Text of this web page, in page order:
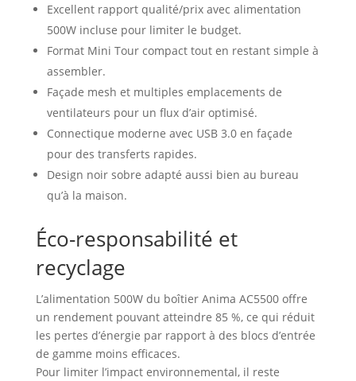
Excellent rapport qualité/prix avec alimentation
500W incluse pour limiter le budget.
Format Mini Tour compact tout en restant simple à
assembler.
Façade mesh et multiples emplacements de
ventilateurs pour un flux d’air optimisé.
Connectique moderne avec USB 3.0 en façade
pour des transferts rapides.
Design noir sobre adapté aussi bien au bureau
qu’à la maison.
Éco-responsabilité et
recyclage
L’alimentation 500W du boîtier Anima AC5500 offre
un rendement pouvant atteindre 85 %, ce qui réduit
les pertes d’énergie par rapport à des blocs d’entrée
de gamme moins efficaces.
Pour limiter l’impact environnemental, il reste